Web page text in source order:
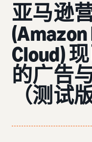
亚马逊
Cloud)
的广告
（测试版